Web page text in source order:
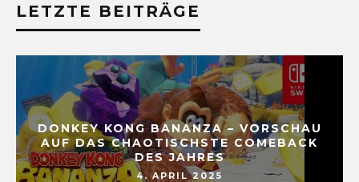
LETZTE BEITRÄGE
DONKEY KONG BANANZA – VORSCHAU
AUF DAS CHAOTISCHSTE COMEBACK
DES JAHRES
4. APRIL 2025